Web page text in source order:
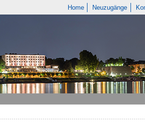
Home Neuzugänge